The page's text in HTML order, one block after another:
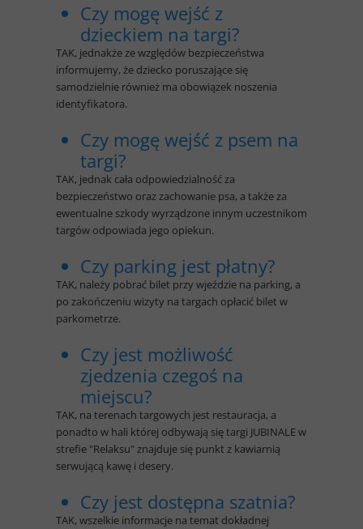
Czy mogę wejść z
dzieckiem na targi?
TAK, jednakże ze względów bezpieczeństwa
informujemy, że dziecko poruszające się
samodzielnie również ma obowiązek noszenia
identyfikatora.
Czy mogę wejść z psem na
targi?
TAK, jednak cała odpowiedzialność za
bezpieczeństwo oraz zachowanie psa, a także za
ewentualne szkody wyrządzone innym uczestnikom
targów odpowiada jego opiekun.
Czy parking jest płatny?
TAK, należy pobrać bilet przy wjeździe na parking, a
po zakończeniu wizyty na targach opłacić bilet w
parkometrze.
Czy jest możliwość
zjedzenia czegoś na
miejscu?
TAK, na terenach targowych jest restauracja, a
ponadto w hali której odbywają się targi JUBINALE w
strefie "Relaksu" znajduje się punkt z kawiarnią
serwującą kawę i desery.
Czy jest dostępna szatnia?
TAK, wszelkie informacje na temat dokładnej